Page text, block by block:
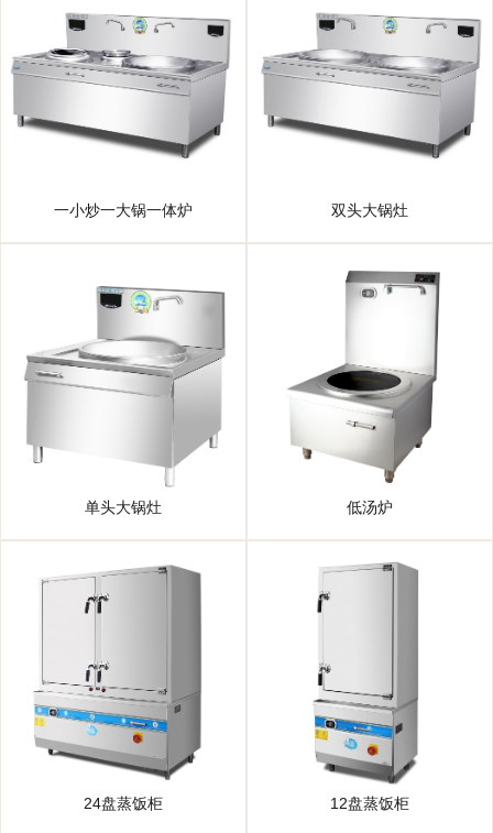
一小炒一大锅一体炉 双头大锅灶
单头大锅灶 低汤炉
24盘蒸饭柜 12盘蒸饭柜